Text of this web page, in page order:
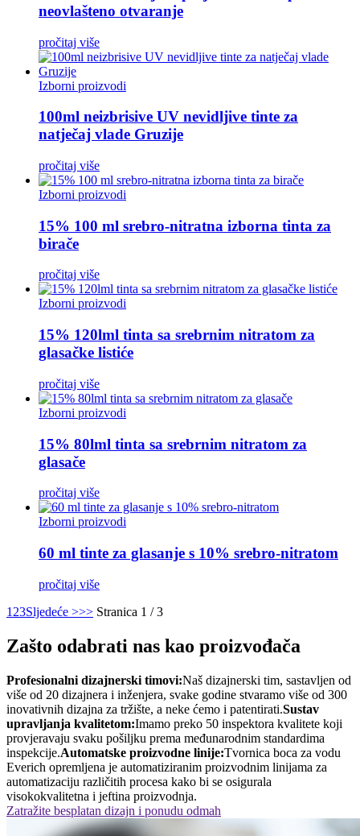
neovlašteno otvaranje
pročitaj više
Izborni proizvodi
100ml neizbrisive UV nevidljive tinte za
natječaj vlade Gruzije
pročitaj više
Izborni proizvodi
15% 100 ml srebro-nitratna izborna tinta za
birače
pročitaj više
Izborni proizvodi
15% 120lml tinta sa srebrnim nitratom za
glasačke listiće
pročitaj više
Izborni proizvodi
15% 80lml tinta sa srebrnim nitratom za
glasače
pročitaj više
Izborni proizvodi
60 ml tinte za glasanje s 10% srebro-nitratom
pročitaj više
1 23Sljedeće >>> Stranica 1 / 3
Zašto odabrati nas kao proizvođača
Profesionalni dizajnerski timovi:Naš dizajnerski tim, sastavljen od
više od 20 dizajnera i inženjera, svake godine stvaramo više od 300
inovativnih dizajna za tržište, a neke ćemo i patentirati.Sustav
upravljanja kvalitetom:Imamo preko 50 inspektora kvalitete koji
provjeravaju svaku pošiljku prema međunarodnim standardima
inspekcije.Automatske proizvodne linije:Tvornica boca za vodu
Everich opremljena je automatiziranim proizvodnim linijama za
automatizaciju različitih procesa kako bi se osigurala
visokokvalitetna i jeftina proizvodnja.
Zatražite besplatan dizajn i ponudu odmah